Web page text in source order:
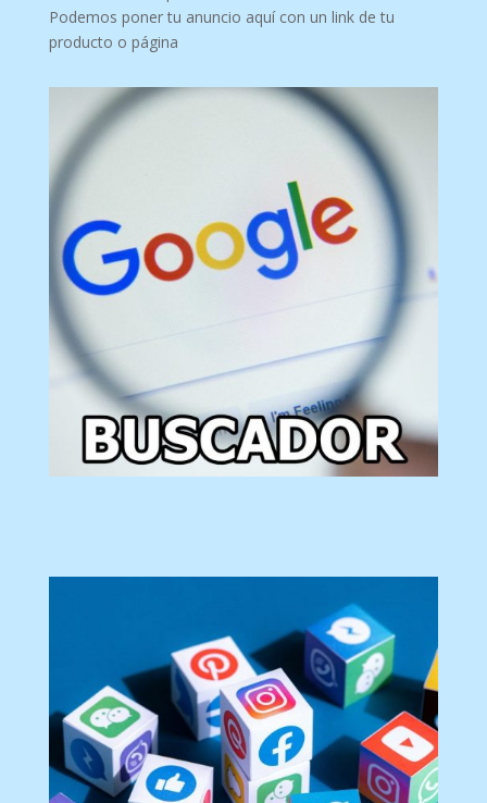
Podemos poner tu anuncio aquí con un link de tu
producto o página